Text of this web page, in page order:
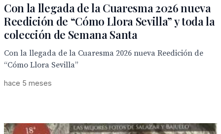
Con la llegada de la Cuaresma 2026 nueva
Reedición de “Cómo Llora Sevilla” y toda la
colección de Semana Santa
Con la llegada de la Cuaresma 2026 nueva Reedición de
“Cómo Llora Sevilla”
hace 5 meses